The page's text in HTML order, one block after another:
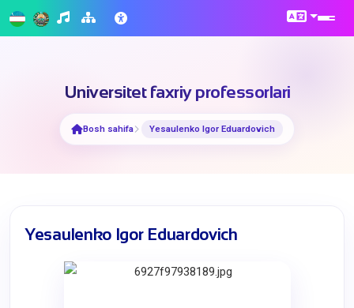
Universitet faxriy professorlari
Bosh sahifa Yesaulenko Igor Eduardovich
Yesaulenko Igor Eduardovich